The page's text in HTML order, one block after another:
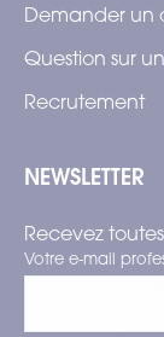
Demander un
Question sur
Recrutement
NEWSLETTER
Recevez
Votre e-mail